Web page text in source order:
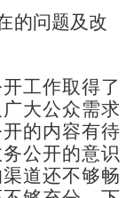
的问题及改
工作取得了
大公众需求
的内容有待
公开的意识
道还不够畅